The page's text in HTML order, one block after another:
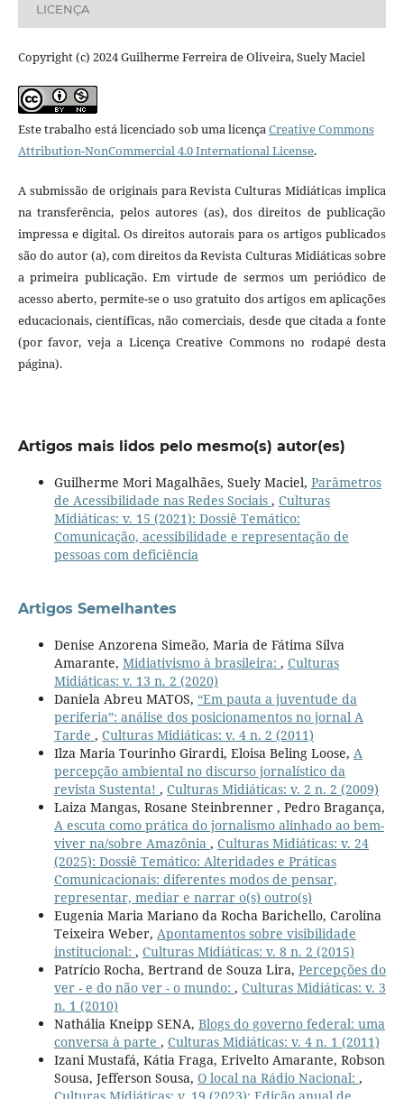
LICENÇA
Copyright (c) 2024 Guilherme Ferreira de Oliveira, Suely Maciel
Este trabalho está licenciado sob uma licençaCreative Commons
Attribution-NonCommercial 4.0 International License.
A submissão de originais para Revista Culturas Midiáticas implica
na transferência, pelos autores (as), dos direitos de publicação
impressa e digital. Os direitos autorais para os artigos publicados
são do autor (a), com direitos da Revista Culturas Midiáticas sobre
a primeira publicação. Em virtude de sermos um periódico de
acesso aberto, permite-se o uso gratuito dos artigos em aplicações
educacionais, científicas, não comerciais, desde que citada a fonte
(por favor, veja a Licença Creative Commons no rodapé desta
página).
Artigos mais lidos pelo mesmo(s) autor(es)
Guilherme Mori Magalhães, Suely Maciel, Parâmetros
de Acessibilidade nas Redes Sociais , Culturas
Midiáticas: v. 15 (2021): Dossiê Temático:
Comunicação, acessibilidade e representação de
pessoas com deficiência
Artigos Semelhantes
Denise Anzorena Simeão, Maria de Fátima Silva
Amarante, Midiativismo à brasileira: , Culturas
Midiáticas: v. 13 n. 2 (2020)
Daniela Abreu MATOS, “Em pauta a juventude da
periferia”: análise dos posicionamentos no jornal A
Tarde , Culturas Midiáticas: v. 4 n. 2 (2011)
Ilza Maria Tourinho Girardi, Eloisa Beling Loose, A
percepção ambiental no discurso jornalístico da
revista Sustenta! , Culturas Midiáticas: v. 2 n. 2 (2009)
Laiza Mangas, Rosane Steinbrenner , Pedro Bragança,
A escuta como prática do jornalismo alinhado ao bem-
viver na/sobre Amazônia , Culturas Midiáticas: v. 24
(2025): Dossiê Temático: Alteridades e Práticas
Comunicacionais: diferentes modos de pensar,
representar, mediar e narrar o(s) outro(s)
Eugenia Maria Mariano da Rocha Barichello, Carolina
Teixeira Weber, Apontamentos sobre visibilidade
institucional: , Culturas Midiáticas: v. 8 n. 2 (2015)
Patrício Rocha, Bertrand de Souza Lira, Percepções do
ver - e do não ver - o mundo: , Culturas Midiáticas: v. 3
n. 1 (2010)
Nathália Kneipp SENA, Blogs do governo federal: uma
conversa à parte , Culturas Midiáticas: v. 4 n. 1 (2011)
Izani Mustafá, Kátia Fraga, Erivelto Amarante, Robson
Sousa, Jefferson Sousa, O local na Rádio Nacional: ,